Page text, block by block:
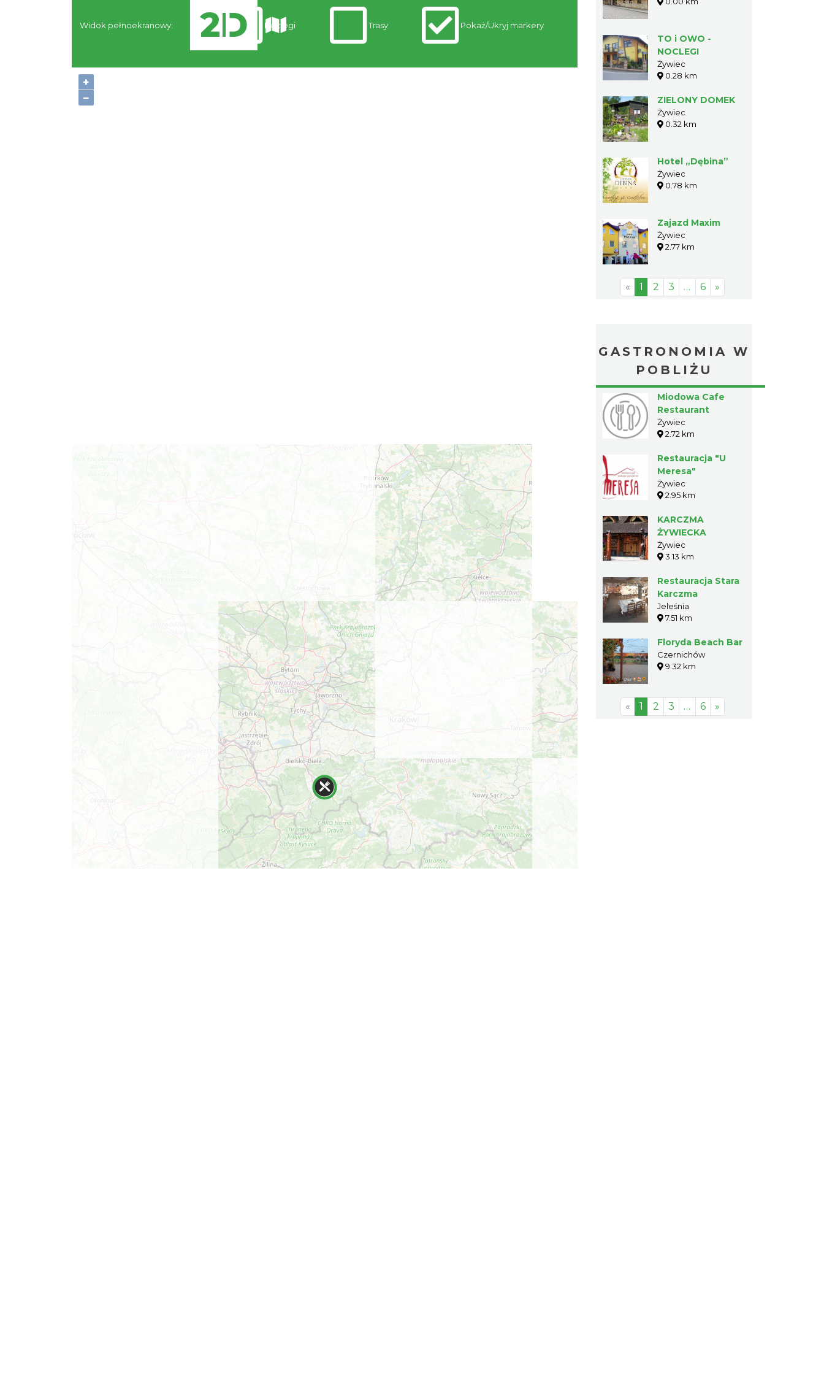
+
−
Widok pełnoekranowy: Noclegi Trasy Pokaż/Ukryj markery
TO i OWO -
NOCLEGI
Żywiec
0.28 km
ZIELONY DOMEK
Żywiec
0.32 km
Hotel „Dębina”
Żywiec
0.78 km
Zajazd Maxim
Żywiec
2.77 km
« 1 2 3 … 6 »
GASTRONOMIA W
POBLIŻU
Miodowa Cafe
Restaurant
Żywiec
2.72 km
Restauracja "U
Meresa"
Żywiec
2.95 km
KARCZMA
ŻYWIECKA
Żywiec
3.13 km
Restauracja Stara
Karczma
Jeleśnia
7.51 km
Floryda Beach Bar
Czernichów
9.32 km
« 1 2 3 … 6 »